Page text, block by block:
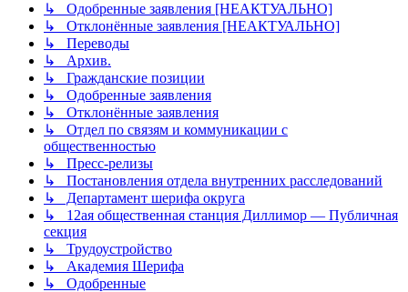
↳ Одобренные заявления [НЕАКТУАЛЬНО]
↳ Отклонённые заявления [НЕАКТУАЛЬНО]
↳ Переводы
↳ Архив.
↳ Гражданские позиции
↳ Одобренные заявления
↳ Отклонённые заявления
↳ Отдел по связям и коммуникации с
общественностью
↳ Пресс-релизы
↳ Постановления отдела внутренних расследований
↳ Департамент шерифа округа
↳ 12ая общественная станция Диллимор — Публичная
секция
↳ Трудоустройство
↳ Академия Шерифа
↳ Одобренные